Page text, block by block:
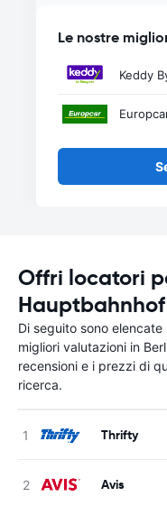
Le nostre
Keddy
Offri locatori
Hauptbahnhof
Di seguito sono
migliori valutazioni in
recensioni e i prezzi di
ricerca.
Thrifty
Avis